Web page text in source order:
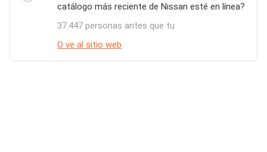
catálogo más reciente de Nissan esté en línea?
37.447 personas antes que tu
O ve al sitio web